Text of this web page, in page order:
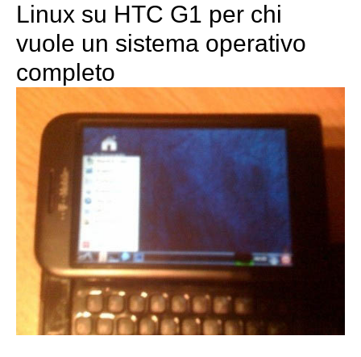
Linux su HTC G1 per chi
vuole un sistema operativo
completo